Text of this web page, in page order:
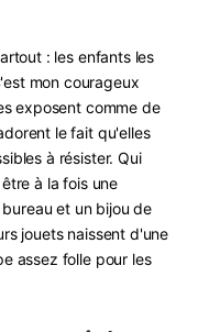
: les enfants les
mon courageux
exposent comme de
le fait qu'elles
à résister. Qui
à la fois une
et un bijou de
jouets naissent d'une
assez folle pour les